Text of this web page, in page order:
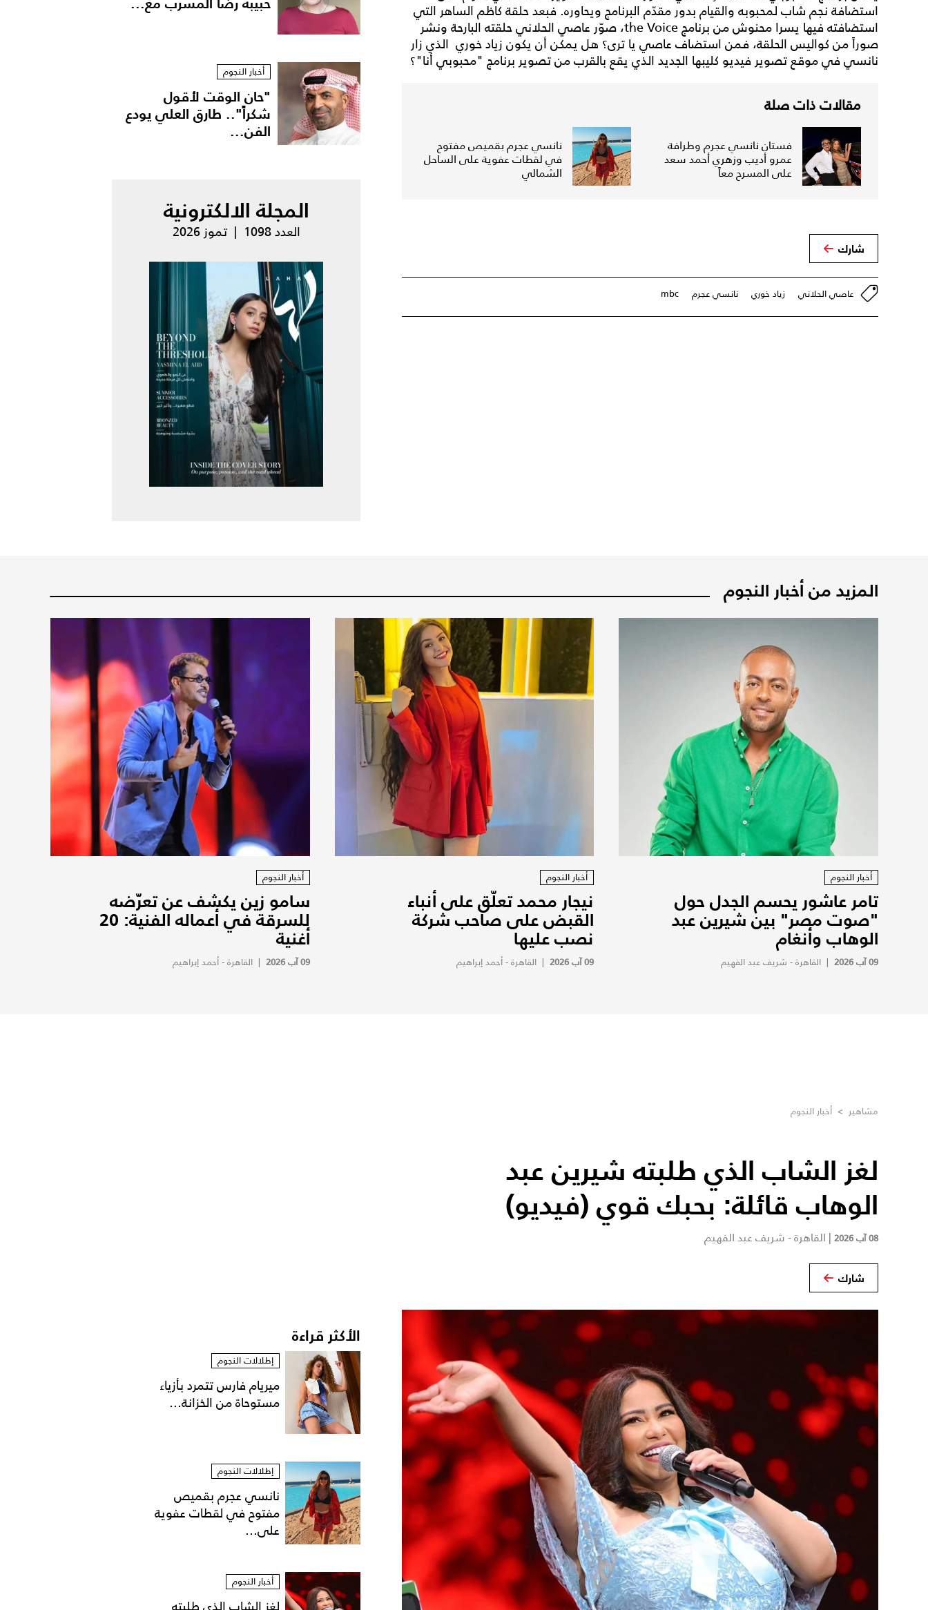
استضافة نجم شاب لمحبوبه والقيام بدور مقدّم البرنامج ويحاوره. فبعد حلقة كاظم الساهر التي
استضافته فيها يسرا محنوش من برنامج the Voice، صوّر عاصي الحلاني حلقته البارحة ونشر
صوراً من كواليس الحلقة، فمن استضاف عاصي يا ترى؟ هل يمكن أن يكون زياد خوري الذي زار
نانسي في موقع تصوير فيديو كليبها الجديد الذي يقع بالقرب من تصوير برنامج "محبوبي أنا"؟
مقالات ذات صلة
فستان نانسي عجرم وطرافة
عمرو أديب وزهري أحمد سعد
على المسرح معاً
نانسي عجرم بقميص مفتوح
في لقطات عفوية على الساحل
الشمالي
شارك
عاصي الحلاني زياد خوري نانسي عجرم mbc
أخبار النجوم
"حان الوقت لأقول
شكراً".. طارق العلي يودع
الفن...
المجلة الالكترونية
العدد 1098 | تموز 2026
المزيد من أخبار النجوم
أخبار النجوم
تامر عاشور يحسم الجدل حول
"صوت مصر" بين شيرين عبد
الوهاب وأنغام
09 آب 2026 | القاهرة - شريف عبد الفهيم
أخبار النجوم
نيجار محمد تعلّق على أنباء
القبض على صاحب شركة
نصب عليها
09 آب 2026 | القاهرة - أحمد إبراهيم
أخبار النجوم
سامو زين يكشف عن تعرّضه
للسرقة في أعماله الفنية: 20
أغنية
09 آب 2026 |القاهرة - أحمد إبراهيم
مشاهير > أخبار النجوم
لغز الشاب الذي طلبته شيرين عبد
الوهاب قائلة: بحبك قوي (فيديو)
08 آب 2026 | القاهرة - شريف عبد الفهيم
شارك
الأكثر قراءة
إطلالات النجوم
ميريام فارس تتمرد بأزياء
مستوحاة من الخزانة...
إطلالات النجوم
نانسي عجرم بقميص
مفتوح في لقطات عفوية
على...
أخبار النجوم